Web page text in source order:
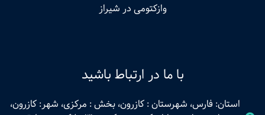
وازکتومی در شیراز
با ما در ارتباط باشید
استان: فارس، شهرستان : کازرون، بخش : مرکزی، شهر: کازرون،